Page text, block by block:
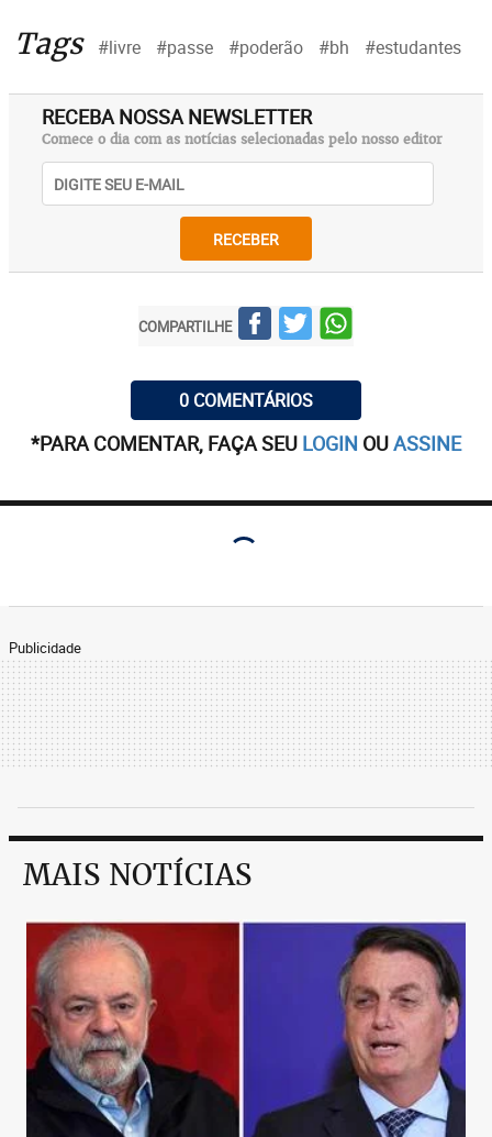
Tags #livre #passe #poderão #bh #estudantes
RECEBA NOSSA NEWSLETTER
Comece o dia com as notícias selecionadas pelo nosso editor
RECEBER
COMPARTILHE
0 COMENTÁRIOS
*PARA COMENTAR, FAÇA SEU LOGIN OUASSINE
Publicidade
MAIS NOTÍCIAS